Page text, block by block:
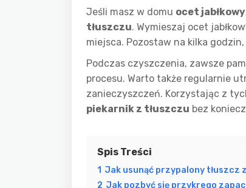
Jeśli masz w domu ocet jabłkowy
tłuszczu. Wymieszaj ocet
miejsca. Pozostaw na kilka
Podczas czyszczenia, zawsze
procesu. Warto także regularnie
zanieczyszczeń. Korzystając z
piekarnik z tłuszczu bez
Spis Treści
1 Jak usunąć przypalony tłuszcz
2 Jak pozbyć się przykrego